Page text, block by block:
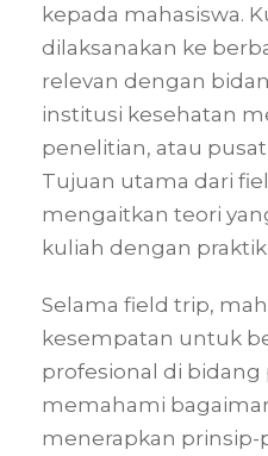
kepada mahasiswa.
dilaksanakan ke
relevan dengan
institusi kesehatan
penelitian, atau
Tujuan utama dari
mengaitkan teori
kuliah dengan
Selama field trip,
kesempatan untuk
profesional di bidang
memahami
menerapkan prinsip-